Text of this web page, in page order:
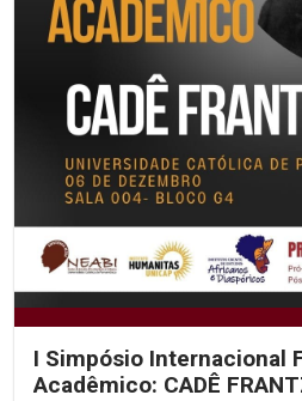
I Simpósio Internacional
Acadêmico: CADÊ